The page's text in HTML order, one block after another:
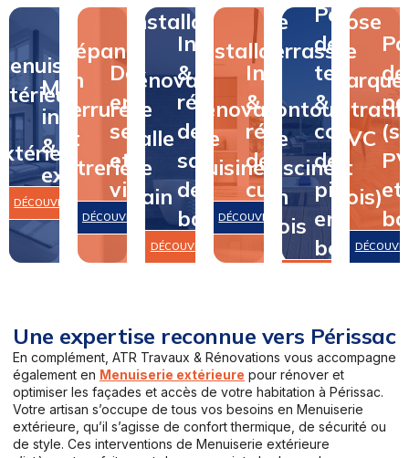
Menuiserie
intérieure
&
extérieure
DÉCOUVRIR
Dépannage
en
serrurerie
et
vitrerie
Dépannage
en
serrurerie
et
vitrerie
DÉCOUVRIR
Installation
&
rénovation
de
salle
de
bain
Installation
rénovation
de
salle
de
bain
DÉCOUVRIR
Installation
&
rénovation
de
cuisine
Installation
rénovation
de
cuisine
DÉCOUVRIR
Pose
de
terrasse
&
contour
de
piscine
en
bois
de
terrasse
contour
de
piscine
en
bois
de
et
Pose
de
PVC
et
bois)
Une expertise reconnue vers Périssac
En complément, ATR Travaux & Rénovations vous accompagne
également en Menuiserie extérieure pour rénover et
optimiser les façades et accès de votre habitation à Périssac.
Votre artisan s’occupe de tous vos besoins en Menuiserie
extérieure, qu’il s’agisse de confort thermique, de sécurité ou
de style. Ces interventions de Menuiserie extérieure